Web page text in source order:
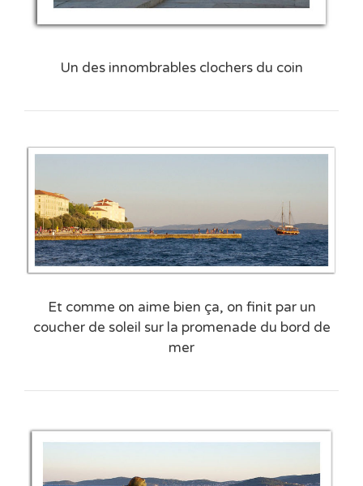
Un des innombrables clochers du coin
Et comme on aime bien ça, on finit par un
coucher de soleil sur la promenade du bord de
mer